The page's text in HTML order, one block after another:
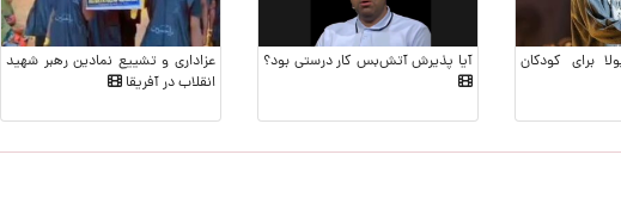
برای کودکان
آیا پذیرش آتش‌بس کار درستی بود؟
عزاداری و تشییع نمادین رهبر شهید
انقلاب در آفریقا